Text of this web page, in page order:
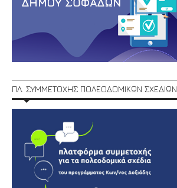
ΠΛ. ΣΥΜΜΕΤΟΧΗΣ ΠΟΛΕΟΔΟΜΙΚΩΝ ΣΧΕΔΙΩΝ